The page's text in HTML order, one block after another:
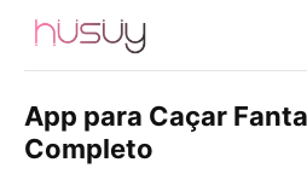
App para Caçar
Completo